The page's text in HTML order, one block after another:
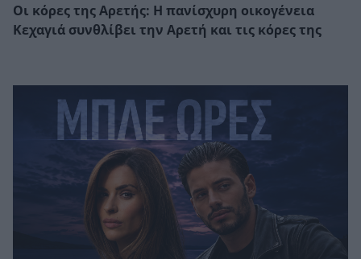
Οι κόρες της Αρετής: Η πανίσχυρη οικογένεια
Κεχαγιά συνθλίβει την Αρετή και τις κόρες της